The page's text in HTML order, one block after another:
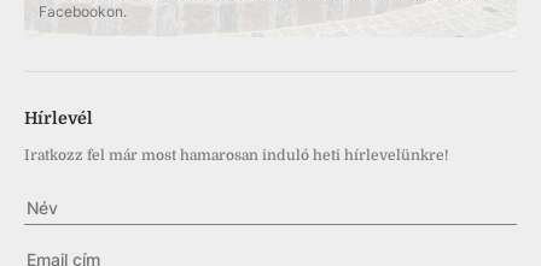
Facebookon.
Hírlevél
Iratkozz fel már most hamarosan induló heti hírlevelünkre!